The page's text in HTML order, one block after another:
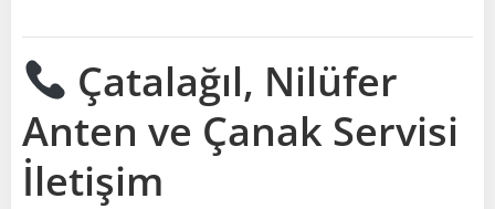
Çatalağıl, Nilüfer
Anten ve Çanak Servisi
İletişim